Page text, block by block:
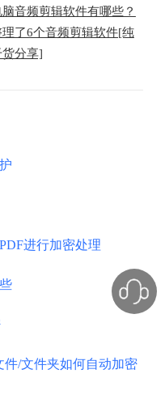
脑音频剪辑软件有哪些？
理了6个音频剪辑软件[纯
货分享]
进行加密处理
件/文件夹如何自动加密